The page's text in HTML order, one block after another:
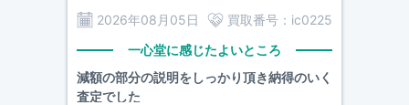
2026年08月05日
買取番号： ic0225
一心堂に感じたよいところ
減額の部分の説明をしっかり頂き納得のいく
査定でした